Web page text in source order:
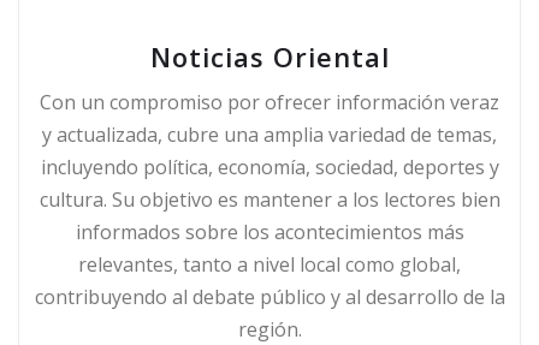
Noticias Oriental
Con un compromiso por ofrecer información veraz
y actualizada, cubre una amplia variedad de temas,
incluyendo política, economía, sociedad, deportes y
cultura. Su objetivo es mantener a los lectores bien
informados sobre los acontecimientos más
relevantes, tanto a nivel local como global,
contribuyendo al debate público y al desarrollo de la
región.